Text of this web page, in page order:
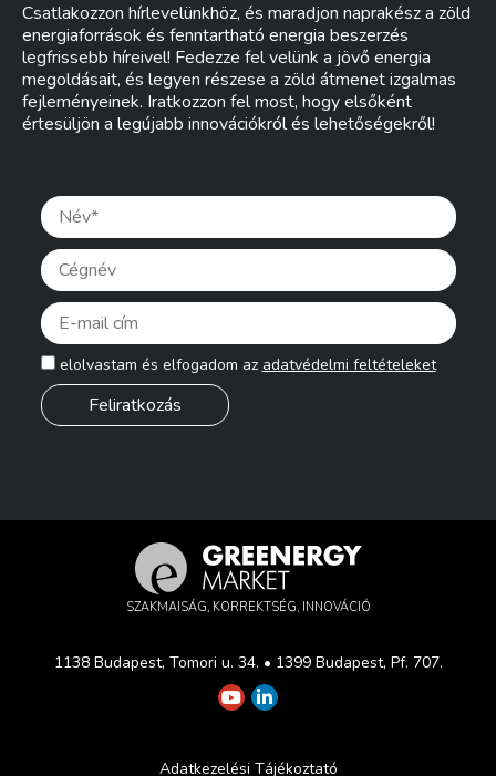
Csatlakozzon hírlevelünkhöz, és maradjon naprakész a zöld
energiaforrások és fenntartható energia beszerzés
legfrissebb híreivel! Fedezze fel velünk a jövő energia
megoldásait, és legyen részese a zöld átmenet izgalmas
fejleményeinek. Iratkozzon fel most, hogy elsőként
értesüljön a legújabb innovációkról és lehetőségekről!
elolvastam és elfogadom az adatvédelmi feltételeket
SZAKMAISÁG, KORREKTSÉG, INNOVÁCIÓ
1138 Budapest, Tomori u. 34. • 1399 Budapest, Pf. 707.
Adatkezelési Tájékoztató